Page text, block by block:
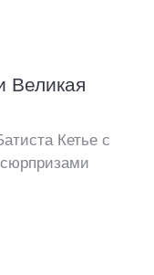
Великая
Кетье с